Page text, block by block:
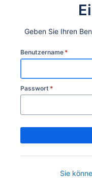
Geben Sie Ihren
Benutzername *
Passwort *
Sie